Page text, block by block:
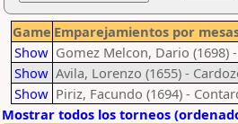
Game Emparejamientos por
Show Gomez Melcon, Dario (1698)
Show Avila, Lorenzo (1655) -
Show Piriz, Facundo (1694) -
Mostrar todos los torneos